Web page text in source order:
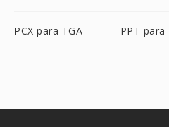
PCX para TGA PPT para